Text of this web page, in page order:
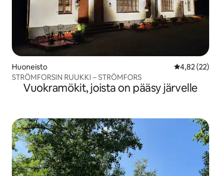
Huoneisto
4,82 (22)
STRÖMFORSIN RUUKKI – STRÖMFORS
Vuokramökit, joista on pääsy järvelle